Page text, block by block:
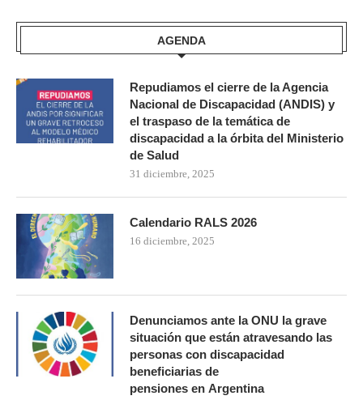
AGENDA
Repudiamos el cierre de la Agencia
Nacional de Discapacidad (ANDIS) y
el traspaso de la temática de
discapacidad a la órbita del Ministerio
de Salud
31 diciembre, 2025
Calendario RALS 2026
16 diciembre, 2025
Denunciamos ante la ONU la grave
situación que están atravesando las
personas con discapacidad
beneficiarias de
pensiones en Argentina